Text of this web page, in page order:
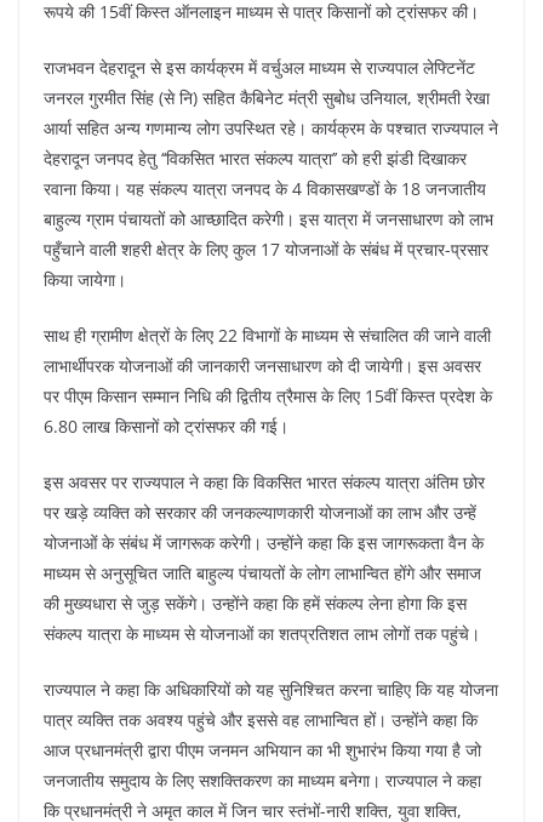
रूपये की 15वीं किस्त ऑनलाइन माध्यम से पात्र किसानों को ट्रांसफर की।
राजभवन देहरादून से इस कार्यक्रम में वर्चुअल माध्यम से राज्यपाल लेफ्टिनेंट
जनरल गुरमीत सिंह (से नि) सहित कैबिनेट मंत्री सुबोध उनियाल, श्रीमती रेखा
आर्या सहित अन्य गणमान्य लोग उपस्थित रहे। कार्यक्रम के पश्चात राज्यपाल ने
देहरादून जनपद हेतु ‘‘विकसित भारत संकल्प यात्रा’’ को हरी झंडी दिखाकर
रवाना किया। यह संकल्प यात्रा जनपद के 4 विकासखण्डों के 18 जनजातीय
बाहुल्य ग्राम पंचायतों को आच्छादित करेगी। इस यात्रा में जनसाधारण को लाभ
पहुँचाने वाली शहरी क्षेत्र के लिए कुल 17 योजनाओं के संबंध में प्रचार-प्रसार
किया जायेगा।
साथ ही ग्रामीण क्षेत्रों के लिए 22 विभागों के माध्यम से संचालित की जाने वाली
लाभार्थीपरक योजनाओं की जानकारी जनसाधारण को दी जायेगी। इस अवसर
पर पीएम किसान सम्मान निधि की द्वितीय त्रैमास के लिए 15वीं किस्त प्रदेश के
6.80 लाख किसानों को ट्रांसफर की गई।
इस अवसर पर राज्यपाल ने कहा कि विकसित भारत संकल्प यात्रा अंतिम छोर
पर खड़े व्यक्ति को सरकार की जनकल्याणकारी योजनाओं का लाभ और उन्हें
योजनाओं के संबंध में जागरूक करेगी। उन्होंने कहा कि इस जागरूकता वैन के
माध्यम से अनुसूचित जाति बाहुल्य पंचायतों के लोग लाभान्वित होंगे और समाज
की मुख्यधारा से जुड़ सकेंगे। उन्होंने कहा कि हमें संकल्प लेना होगा कि इस
संकल्प यात्रा के माध्यम से योजनाओं का शतप्रतिशत लाभ लोगों तक पहुंचे।
राज्यपाल ने कहा कि अधिकारियों को यह सुनिश्चित करना चाहिए कि यह योजना
पात्र व्यक्ति तक अवश्य पहुंचे और इससे वह लाभान्वित हों। उन्होंने कहा कि
आज प्रधानमंत्री द्वारा पीएम जनमन अभियान का भी शुभारंभ किया गया है जो
जनजातीय समुदाय के लिए सशक्तिकरण का माध्यम बनेगा। राज्यपाल ने कहा
कि प्रधानमंत्री ने अमृत काल में जिन चार स्तंभों-नारी शक्ति, युवा शक्ति,